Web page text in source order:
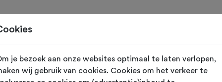
(Limburg)
je bezoek aan onze websites optimaal te laten verlopen,
wij gebruik van cookies. Cookies om het verkeer te